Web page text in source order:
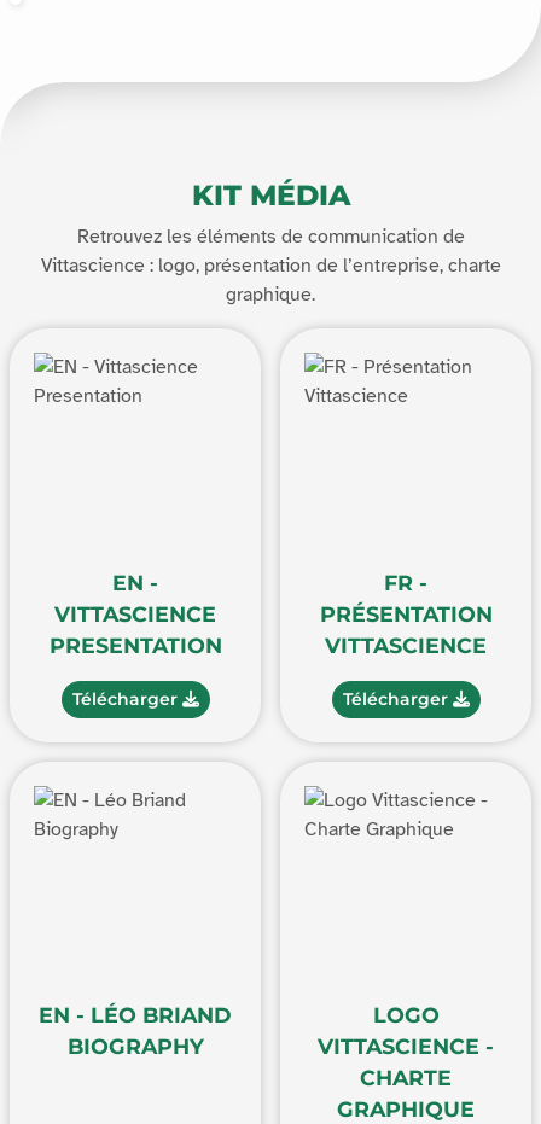
KIT MÉDIA
Retrouvez les éléments de communication de
Vittascience : logo, présentation de l’entreprise, charte
graphique.
EN -
VITTASCIENCE
PRESENTATION
Télécharger
FR -
PRÉSENTATION
VITTASCIENCE
Télécharger
EN - LÉO BRIAND
BIOGRAPHY
LOGO
VITTASCIENCE -
CHARTE
GRAPHIQUE